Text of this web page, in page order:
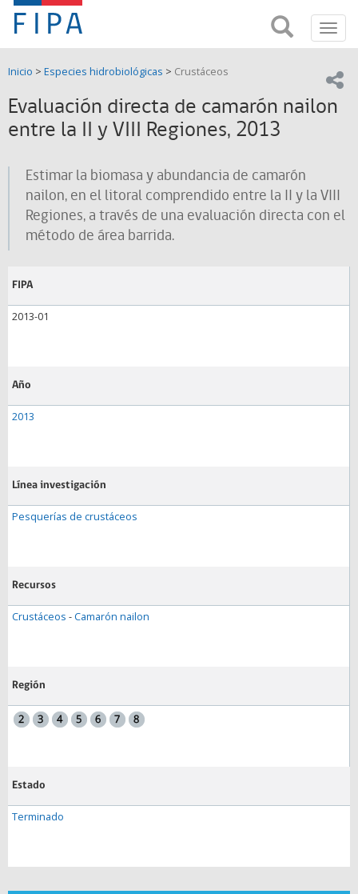
Fondo
de
Investigación
Pesquera
y
Acuicultura
(FIPA)-
SUBPESCA
FIPA;
Fondo
Investigación
y
de
Acuicultira
Inicio > Especies hidrobiológicas > Crustáceos
Evaluación directa de camarón nailon
entre la II y VIII Regiones, 2013
Estimar la biomasa y abundancia de camarón
nailon, en el litoral comprendido entre la II y la VIII
Regiones, a través de una evaluación directa con el
método de área barrida.
FIPA
2013-01
Año
2013
Línea investigación
Pesquerías de crustáceos
Recursos
Crustáceos -Camarón nailon
Región
Estado
Terminado